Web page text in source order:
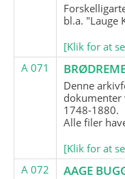
bl.a. "Lauge
[Klik for at
A 071
Denne
dokumenter
1748-1880.
Alle filer
[Klik for at
A 072
AAGE